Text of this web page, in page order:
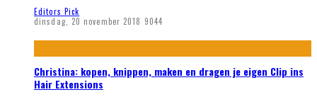
Editors Pick
dinsdag, 20 november 2018 9044
Christina: kopen, knippen, maken en dragen je eigen Clip ins
Hair Extensions